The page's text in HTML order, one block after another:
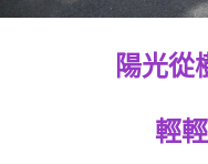
陽光從
輕